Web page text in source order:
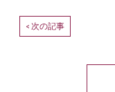
< 次の記事